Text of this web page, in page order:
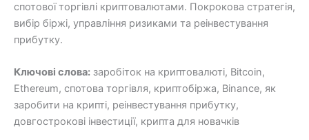
спотової торгівлі криптовалютами. Покрокова стратегія,
вибір біржі, управління ризиками та реінвестування
прибутку.
Ключові слова: заробіток на криптовалюті, Bitcoin,
Ethereum, спотова торгівля, криптобіржа, Binance, як
заробити на крипті, реінвестування прибутку,
довгострокові інвестиції, крипта для новачків